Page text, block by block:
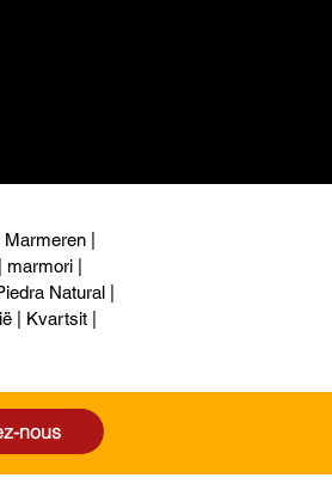
|
|
Natural |
| Kvartsit |
nous